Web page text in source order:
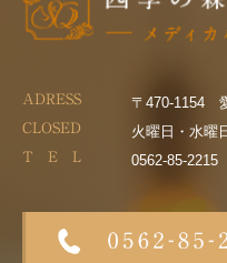
ADRESS 〒470-1154
CLOSED 火曜日・水曜
T E L 0562-85-2215